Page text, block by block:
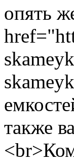
опять
также